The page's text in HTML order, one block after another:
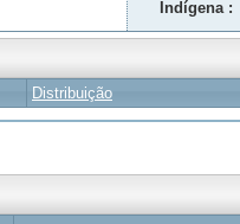
Indígena :
Distribuição